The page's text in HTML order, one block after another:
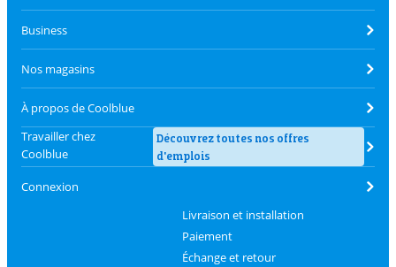
Business
Nos magasins
À propos de Coolblue
Travailler chez
Coolblue
Découvrez toutes nos offres
d'emplois
Connexion
Livraison et installation
Paiement
Échange et retour